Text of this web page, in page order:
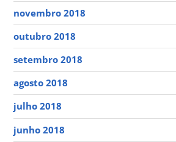
novembro 2018
outubro 2018
setembro 2018
agosto 2018
julho 2018
junho 2018